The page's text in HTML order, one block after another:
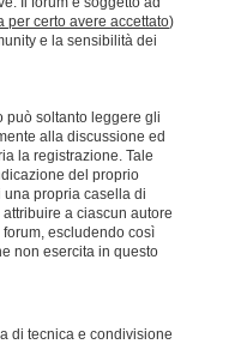
per certo avere accettato)
e la sensibilità dei
può soltanto leggere gli
alla discussione ed
la registrazione. Tale
del proprio
propria casella di
a ciascun autore
escludendo così
non esercita in questo
di tecnica e condivisione